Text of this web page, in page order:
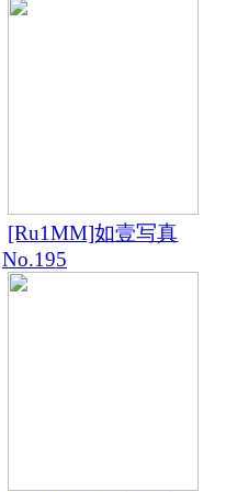
[Ru1MM]如壹写真
No.195